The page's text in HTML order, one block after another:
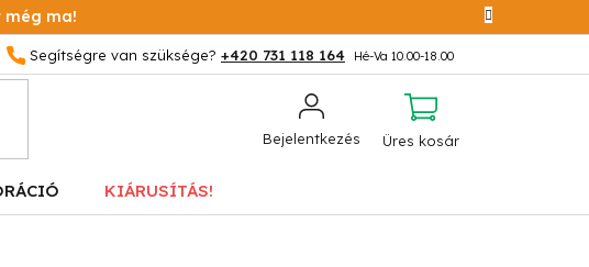
ma!
+420 731 118 164
Bejelentkezés KOSÁR
Üres kosár
KIÁRUSÍTÁS!